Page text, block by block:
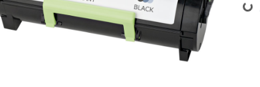
Loading...